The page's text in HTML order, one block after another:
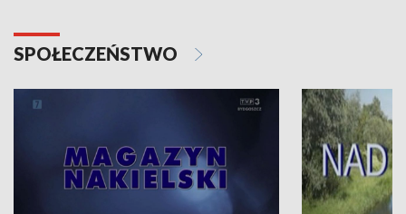
SPOŁECZEŃSTWO